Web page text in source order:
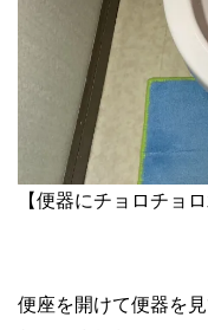
【便器にチョロチョ
便座を開けて便器を